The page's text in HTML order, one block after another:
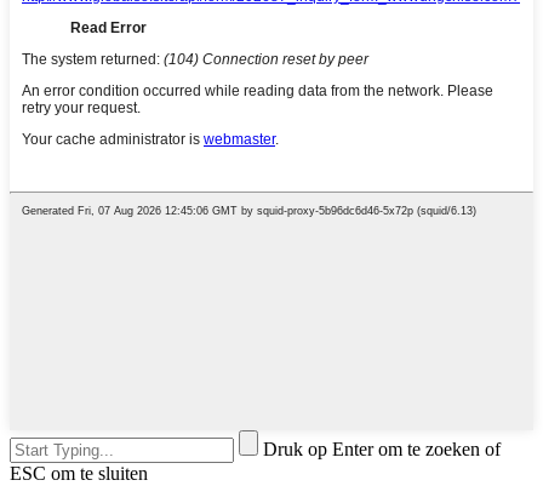
Druk op Enter om te zoeken of
ESC om te sluiten